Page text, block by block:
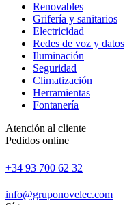
Renovables
Grifería y sanitarios
Electricidad
Redes de voz y datos
Iluminación
Seguridad
Climatización
Herramientas
Fontanería
Atención al cliente
Pedidos online
+34 93 700 62 32
info@gruponovelec.com